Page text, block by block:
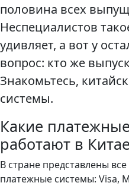
половина всех
Неспециалистов
удивляет, а вот у
вопрос: кто же
Знакомьтесь,
системы.
Какие
работают в Китае
В стране представлены
платежные системы: Visa,